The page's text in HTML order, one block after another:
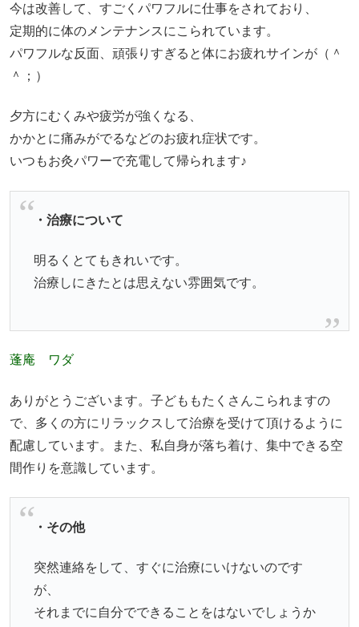
今は改善して、すごくパワフルに仕事をされており、
定期的に体のメンテナンスにこられています。
パワフルな反面、頑張りすぎると体にお疲れサインが（＾
＾；）
夕方にむくみや疲労が強くなる、
かかとに痛みがでるなどのお疲れ症状です。
いつもお灸パワーで充電して帰られます♪
・治療について
明るくとてもきれいです。
治療しにきたとは思えない雰囲気です。
蓬庵 ワダ
ありがとうございます。子どももたくさんこられますの
で、多くの方にリラックスして治療を受けて頂けるように
配慮しています。また、私自身が落ち着け、集中できる空
間作りを意識しています。
・その他
突然連絡をして、すぐに治療にいけないのです
が、
それまでに自分でできることをはないでしょうか